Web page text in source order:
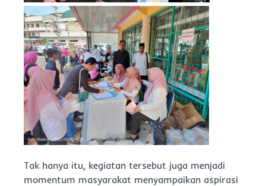
Tak hanya itu, kegiatan tersebut juga menjadi
momentum masyarakat menyampaikan aspirasi